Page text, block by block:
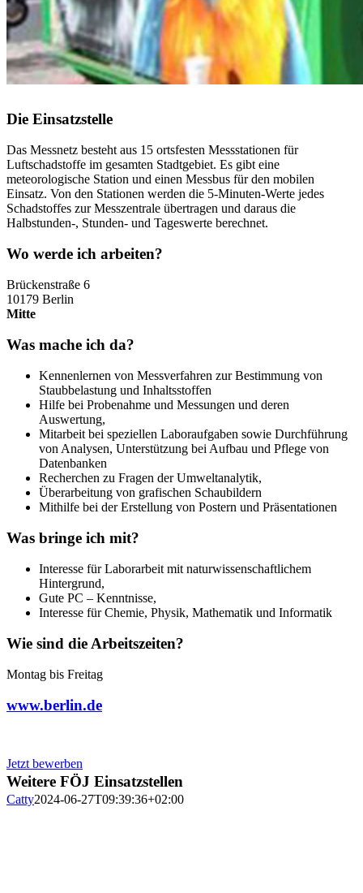
Die Einsatzstelle
Das Messnetz besteht aus 15 ortsfesten Messstationen für
Luftschadstoffe im gesamten Stadtgebiet. Es gibt eine
meteorologische Station und einen Messbus für den mobilen
Einsatz. Von den Stationen werden die 5-Minuten-Werte jedes
Schadstoffes zur Messzentrale übertragen und daraus die
Halbstunden-, Stunden- und Tageswerte berechnet.
Wo werde ich arbeiten?
Brückenstraße 6
10179 Berlin
Mitte
Was mache ich da?
Kennenlernen von Messverfahren zur Bestimmung von
Staubbelastung und Inhaltsstoffen
Hilfe bei Probenahme und Messungen und deren
Auswertung,
Mitarbeit bei speziellen Laboraufgaben sowie Durchführung
von Analysen, Unterstützung bei Aufbau und Pflege von
Datenbanken
Recherchen zu Fragen der Umweltanalytik,
Überarbeitung von grafischen Schaubildern
Mithilfe bei der Erstellung von Postern und Präsentationen
Was bringe ich mit?
Interesse für Laborarbeit mit naturwissenschaftlichem
Hintergrund,
Gute PC – Kenntnisse,
Interesse für Chemie, Physik, Mathematik und Informatik
Wie sind die Arbeitszeiten?
Montag bis Freitag
www.berlin.de
Jetzt bewerben
Weitere FÖJ Einsatzstellen
Catty2024-06-27T09:39:36+02:00